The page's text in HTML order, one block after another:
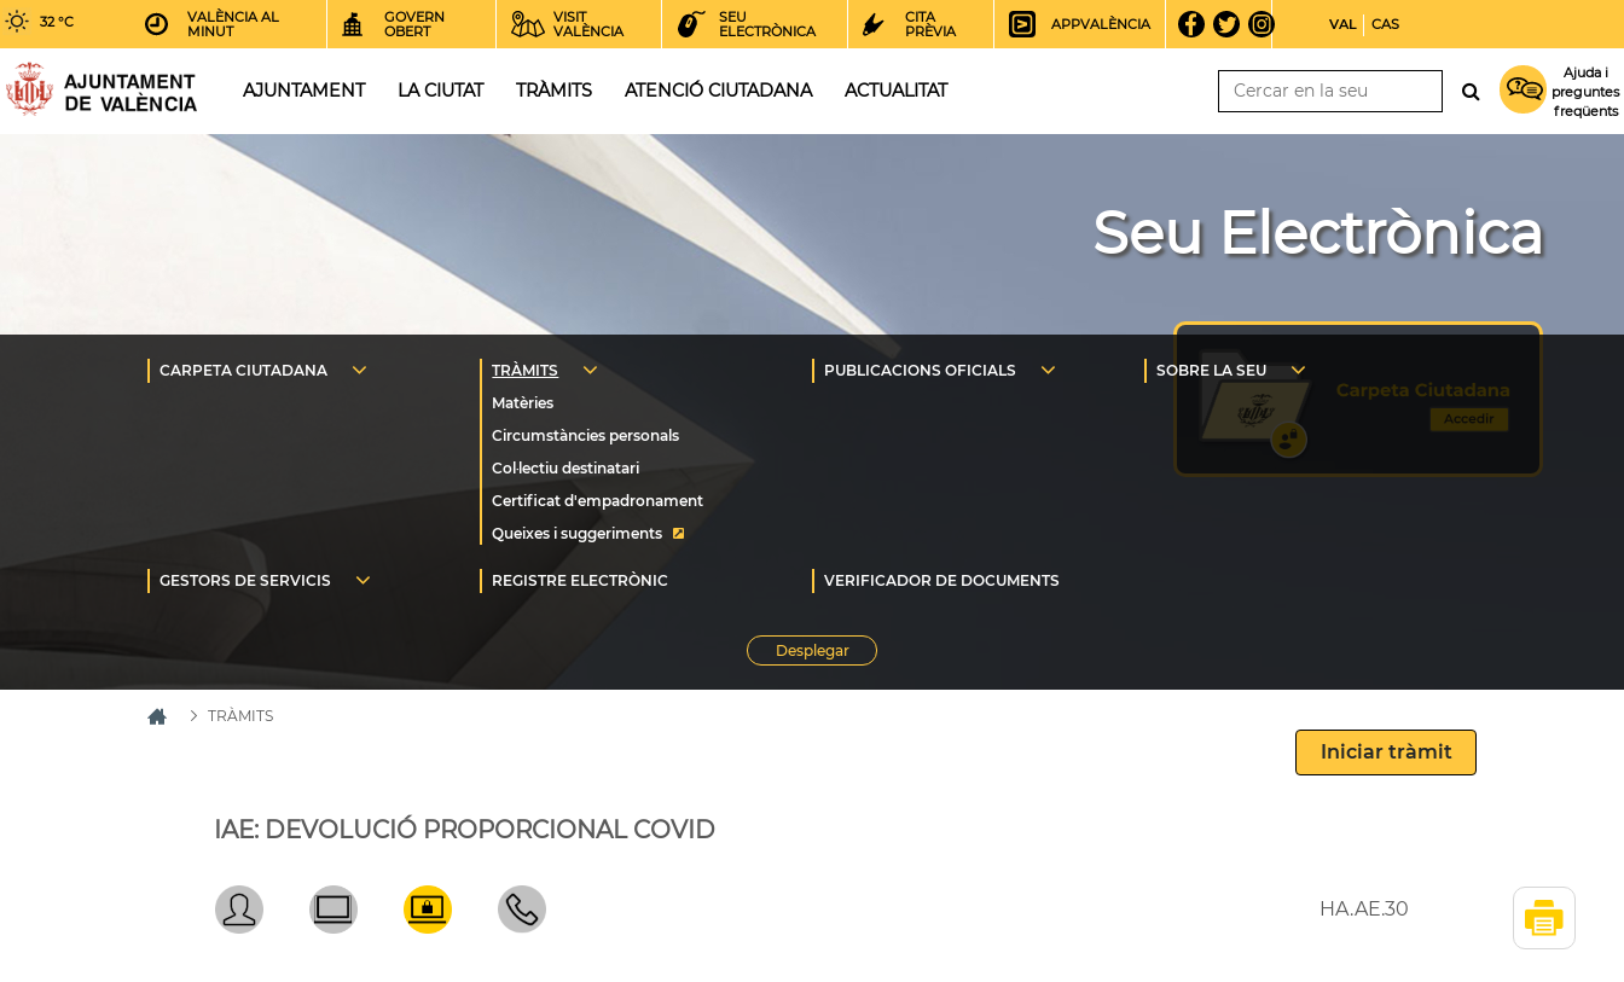
32 °C
VALÈNCIA AL
MINUT
GOVERN
OBERT
VISIT
VALÈNCIA
SEU
ELECTRÒNICA
CITA
PRÈVIA
APPVALÈNCIA VAL CAS
AJUNTAMENT LA CIUTAT TRÀMITS ATENCIÓ CIUTADANA ACTUALITAT
Ajuda i
preguntes
freqüents
Seu Electrònica
Queixes i suggeriments
TRÀMITS
IAE: DEVOLUCIÓ PROPORCIONAL COVID
HA.AE.30